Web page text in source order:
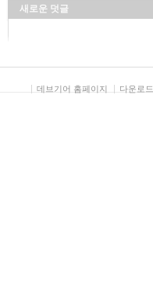
새로운 덧글
데브기어 홈페이지 다운로드